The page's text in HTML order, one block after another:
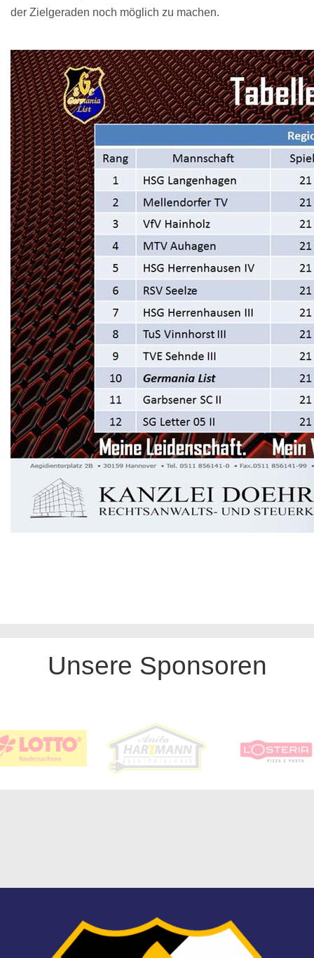
der Zielgeraden noch möglich zu machen.
Unsere Sponsoren